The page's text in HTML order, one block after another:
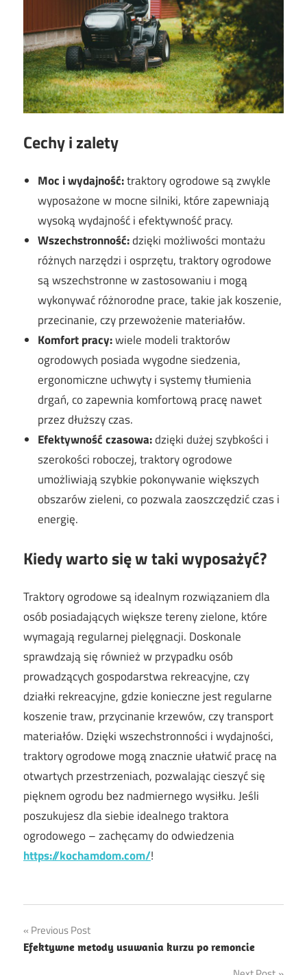
Cechy i zalety
Moc i wydajność:traktory ogrodowe są zwykle
wyposażone w mocne silniki, które zapewniają
wysoką wydajność i efektywność pracy.
Wszechstronność:dzięki możliwości montażu
różnych narzędzi i osprzętu, traktory ogrodowe
są wszechstronne w zastosowaniu i mogą
wykonywać różnorodne prace, takie jak koszenie,
przecinanie, czy przewożenie materiałów.
Komfort pracy:wiele modeli traktorów
ogrodowych posiada wygodne siedzenia,
ergonomiczne uchwyty i systemy tłumienia
drgań, co zapewnia komfortową pracę nawet
przez dłuższy czas.
Efektywność czasowa:dzięki dużej szybkości i
szerokości roboczej, traktory ogrodowe
umożliwiają szybkie pokonywanie większych
obszarów zieleni, co pozwala zaoszczędzić czas i
energię.
Kiedy warto się w taki wyposażyć?
Traktory ogrodowe są idealnym rozwiązaniem dla
osób posiadających większe tereny zielone, które
wymagają regularnej pielęgnacji. Doskonale
sprawdzają się również w przypadku osób
prowadzących gospodarstwa rekreacyjne, czy
działki rekreacyjne, gdzie konieczne jest regularne
koszenie traw, przycinanie krzewów, czy transport
materiałów. Dzięki wszechstronności i wydajności,
traktory ogrodowe mogą znacznie ułatwić pracę na
otwartych przestrzeniach, pozwalając cieszyć się
pięknem ogrodu bez nadmiernego wysiłku. Jeśli
poszukujesz dla siebie idealnego traktora
ogrodowego – zachęcamy do odwiedzenia
https://kochamdom.com/!
Nawigacja
wpisu
Previous Post
Efektywne metody usuwania kurzu po remoncie